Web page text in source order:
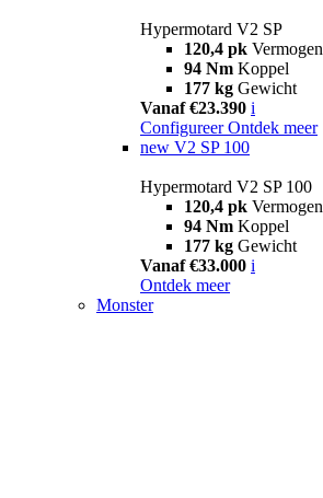
Hypermotard V2 SP
120,4 pk Vermogen
94 Nm Koppel
177 kg Gewicht
Vanaf €23.390 i
Configureer Ontdek meer
new V2 SP 100
Hypermotard V2 SP 100
120,4 pk Vermogen
94 Nm Koppel
177 kg Gewicht
Vanaf €33.000 i
Ontdek meer
Monster